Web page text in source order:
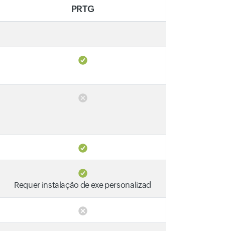
PRTG
Requer instalação de exe personalizad